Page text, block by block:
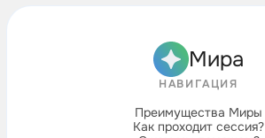
Мира
НАВИГАЦИЯ
Преимущества Миры
Как проходит сессия?